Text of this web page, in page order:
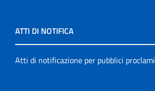
ATTI DI NOTIFICA
Atti di notificazione per pubblici proclami